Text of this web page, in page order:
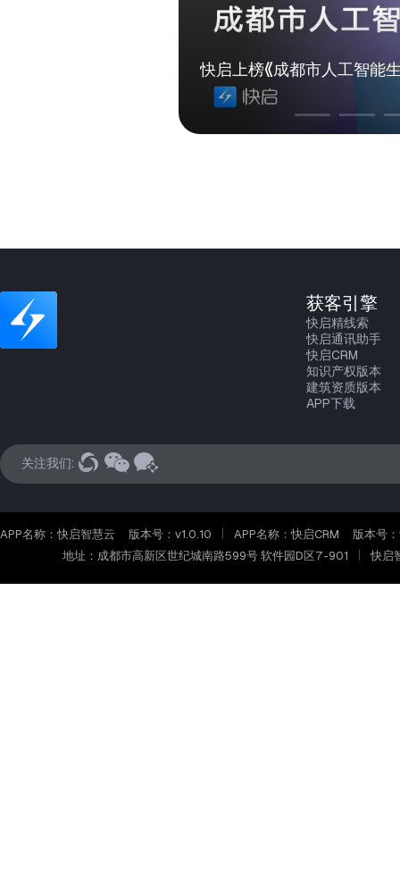
快启荣获2025″数据要素×”
获客引擎
快启精线索
快启通讯助手
快启CRM
知识产权版本
建筑资质版本
APP下载
关注我们:
APP名称：快启智慧云 版本号：v1.0.10 APP名称：快启CRM
版本号
地址：成都市高新区世纪城南路599号 软件园D区7-901
快启